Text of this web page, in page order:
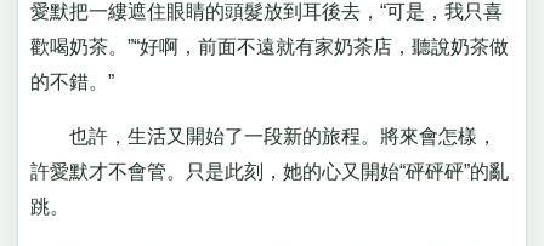
愛默把一縷遮住眼睛的頭髮放到耳後去，“可是，我只喜
歡喝奶茶。”“好啊，前面不遠就有家奶茶店，聽說奶茶做
的不錯。”
也許，生活又開始了一段新的旅程。將來會怎樣，
許愛默才不會管。只是此刻，她的心又開始“砰砰砰”的亂
跳。